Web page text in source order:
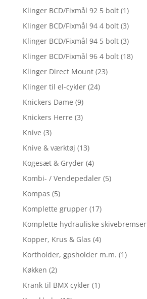
Klinger BCD/Fixmål 92 5 bolt (1)
Klinger BCD/Fixmål 94 4 bolt (3)
Klinger BCD/Fixmål 94 5 bolt (3)
Klinger BCD/Fixmål 96 4 bolt (18)
Klinger Direct Mount (23)
Klinger til el-cykler (24)
Knickers Dame (9)
Knickers Herre (3)
Knive (3)
Knive & værktøj (13)
Kogesæt & Gryder (4)
Kombi- / Vendepedaler (5)
Kompas (5)
Komplette grupper (17)
Komplette hydrauliske skivebremser
Kopper, Krus & Glas (4)
Kortholder, gpsholder m.m. (1)
Køkken (2)
Krank til BMX cykler (1)